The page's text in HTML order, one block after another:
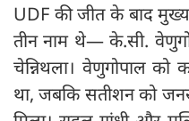
UDF की जीत के बाद
तीन नाम थे— के.सी.
चेन्निथला। वेणुगोपाल को
था, जबकि सतीशन को